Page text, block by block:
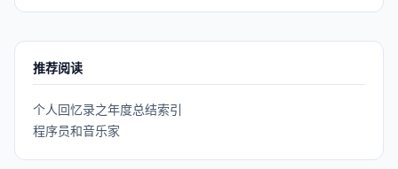
推荐阅读
个人回忆录之年度总结索引
程序员和音乐家